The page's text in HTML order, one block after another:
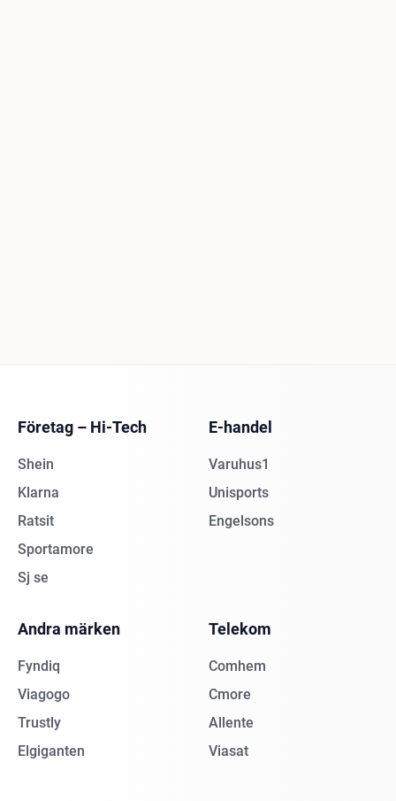
Företag – Hi-Tech
Shein
Klarna
Ratsit
Sportamore
Sj se
E-handel
Varuhus1
Unisports
Engelsons
Andra märken
Fyndiq
Viagogo
Trustly
Elgiganten
Telekom
Comhem
Cmore
Allente
Viasat